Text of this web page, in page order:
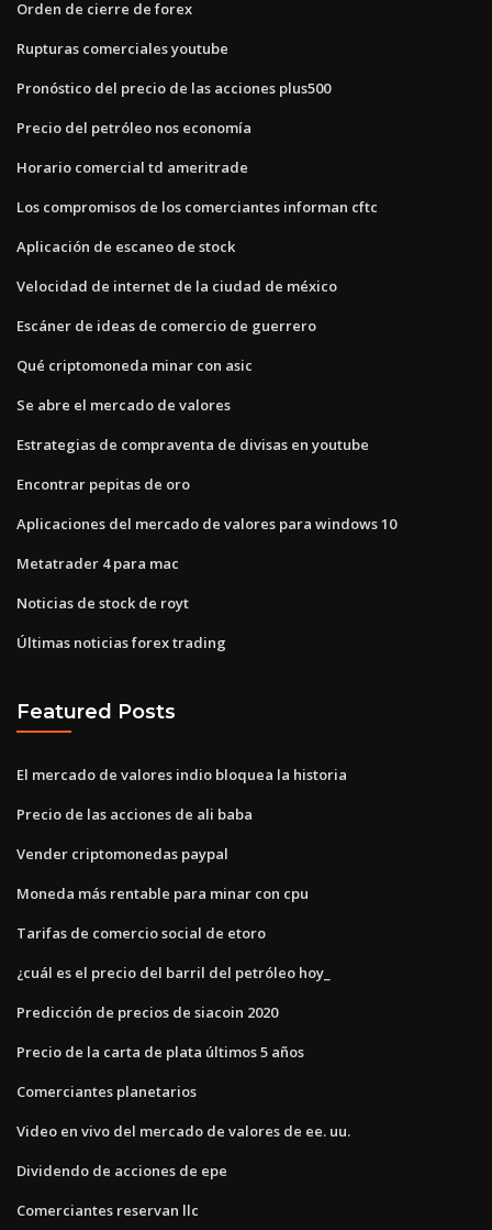
Orden de cierre de forex
Rupturas comerciales youtube
Pronóstico del precio de las acciones plus500
Precio del petróleo nos economía
Horario comercial td ameritrade
Los compromisos de los comerciantes informan cftc
Aplicación de escaneo de stock
Velocidad de internet de la ciudad de méxico
Escáner de ideas de comercio de guerrero
Qué criptomoneda minar con asic
Se abre el mercado de valores
Estrategias de compraventa de divisas en youtube
Encontrar pepitas de oro
Aplicaciones del mercado de valores para windows 10
Metatrader 4 para mac
Noticias de stock de royt
Últimas noticias forex trading
Featured Posts
El mercado de valores indio bloquea la historia
Precio de las acciones de ali baba
Vender criptomonedas paypal
Moneda más rentable para minar con cpu
Tarifas de comercio social de etoro
¿cuál es el precio del barril del petróleo hoy_
Predicción de precios de siacoin 2020
Precio de la carta de plata últimos 5 años
Comerciantes planetarios
Video en vivo del mercado de valores de ee. uu.
Dividendo de acciones de epe
Comerciantes reservan llc